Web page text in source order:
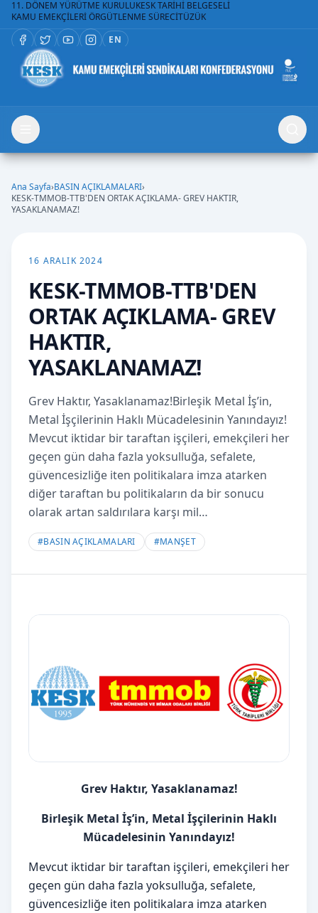
11. DÖNEM YÜRÜTME KURULUKESK TARİHİ BELGESELİ
KAMU EMEKÇİLERİ ÖRGÜTLENME SÜRECİTÜZÜK
EN
Ana Sayfa›BASIN AÇIKLAMALARI›
KESK-TMMOB-TTB'DEN ORTAK AÇIKLAMA- GREV HAKTIR,
YASAKLANAMAZ!
16 ARALIK 2024
KESK-TMMOB-TTB'DEN
ORTAK AÇIKLAMA- GREV
HAKTIR,
YASAKLANAMAZ!
Grev Haktır, Yasaklanamaz!Birleşik Metal İş’in,
Metal İşçilerinin Haklı Mücadelesinin Yanındayız!
Mevcut iktidar bir taraftan işçileri, emekçileri her
geçen gün daha fazla yoksulluğa, sefalete,
güvencesizliğe iten politikalara imza atarken
diğer taraftan bu politikaların da bir sonucu
olarak artan saldırılara karşı mil…
#BASIN AÇIKLAMALARI #MANŞET
Grev Haktır, Yasaklanamaz!
Birleşik Metal İş’in, Metal İşçilerinin Haklı
Mücadelesinin Yanındayız!
Mevcut iktidar bir taraftan işçileri, emekçileri her
geçen gün daha fazla yoksulluğa, sefalete,
güvencesizliğe iten politikalara imza atarken